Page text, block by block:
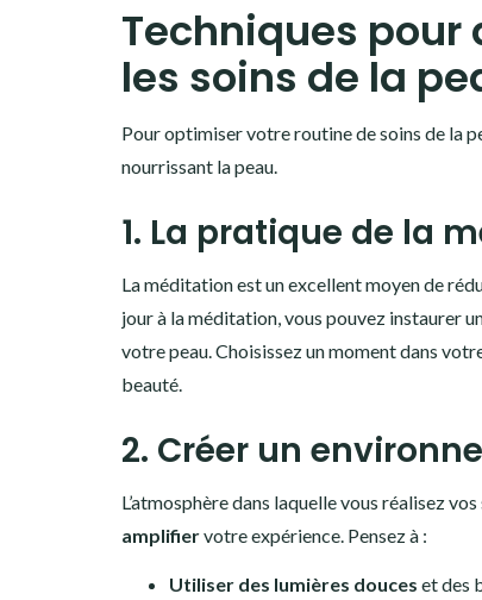
Techniques
les soins de la
Pour optimiser votre routine de soins de la
nourrissant la peau.
1. La pratique de la
La méditation est un excellent moyen de
jour à la méditation, vous pouvez instaurer
votre peau. Choisissez un moment dans
beauté.
2. Créer un
L’atmosphère dans laquelle vous réalisez
amplifiervotre expérience. Pensez à :
Utiliser des lumières douces et des